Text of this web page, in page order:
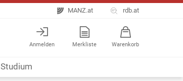
MANZ.at rdb.at
Anmelden Merkliste Warenkorb
Studium